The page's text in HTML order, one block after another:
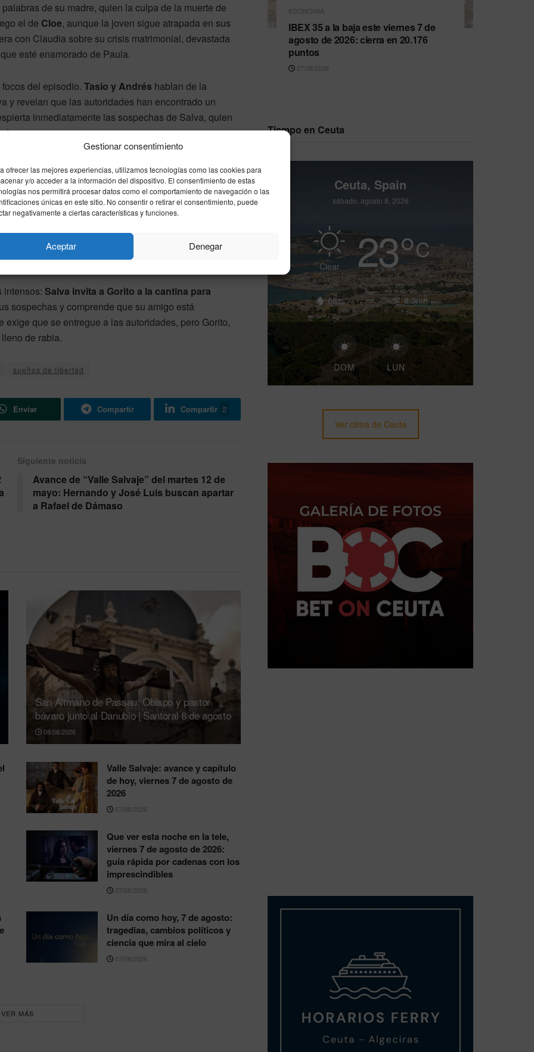
Gestionar consentimiento
ofrecer las mejores experiencias, utilizamos tecnologías como las cookies para
y/o acceder a la información del dispositivo. El consentimiento de estas
nos permitirá procesar datos como el comportamiento de navegación o las
únicas en este sitio. No consentir o retirar el consentimiento, puede
negativamente a ciertas características y funciones.
Aceptar Denegar
de su madre, quien la culpa de la muerte de
el de Cloe, aunque la joven sigue atrapada en sus
con Claudia sobre su crisis matrimonial, devastada
esté enamorado de Paula.
del episodio. Tasio y Andrés hablan de la
y revelan que las autoridades han encontrado un
inmediatamente las sospechas de Salva, quien
Toledo. Le asegura que ha ganado dinero en las
a Gabriel para completar su plan. Beatriz, sin
logran calmarlo y termina profundamente afectada
intensos: Salva invita a Gorito a la cantina para
sospechas y comprende que su amigo está
que se entregue a las autoridades, pero Gorito,
de rabia.
sueños de libertad
Enviar Compartir Compartir 2
Siguiente noticia
Avance de “Valle Salvaje” del martes 12 de
mayo: Hernando y José Luis buscan apartar
a Rafael de Dámaso
San Altmano de Passau: Obispo y pastor
bávaro junto al Danubio | Santoral 8 de agosto
08/08/2026
Valle Salvaje: avance y capítulo
de hoy, viernes 7 de agosto de
2026
07/08/2026
Que ver esta noche en la tele,
viernes 7 de agosto de 2026:
guía rápida por cadenas con los
imprescindibles
07/08/2026
Un día como hoy, 7 de agosto:
tragedias, cambios políticos y
ciencia que mira al cielo
07/08/2026
VER MÁS
ECONOMÍA
IBEX 35 a la baja este viernes 7 de
agosto de 2026: cierra en 20.176
puntos
07/08/2026
Tiempo en Ceuta
Ceuta, Spain
sábado, agosto 8, 2026
Clear 23°C
88% 8.3mh
DOM LUN
Ver clima de Ceuta